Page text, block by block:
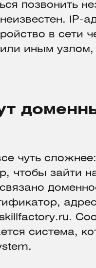
позвонить
IP-
в сети
иным
чуть
чтобы зайти
система,